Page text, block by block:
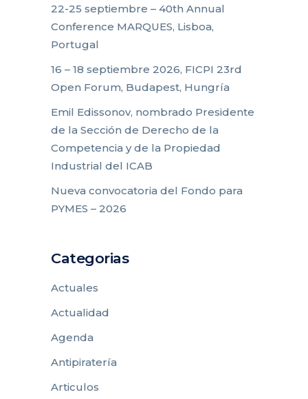
22-25 septiembre – 40th Annual
Conference MARQUES, Lisboa,
Portugal
16 – 18 septiembre 2026, FICPI 23rd
Open Forum, Budapest, Hungría
Emil Edissonov, nombrado Presidente
de la Sección de Derecho de la
Competencia y de la Propiedad
Industrial del ICAB
Nueva convocatoria del Fondo para
PYMES – 2026
Categorias
Actuales
Actualidad
Agenda
Antipiratería
Articulos